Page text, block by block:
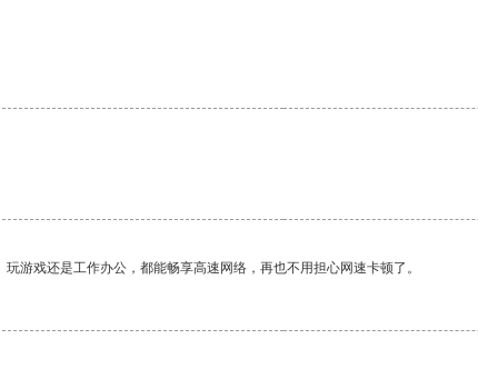
游戏还是工作办公，都能畅享高速网络，再也不用担心网速卡顿了。